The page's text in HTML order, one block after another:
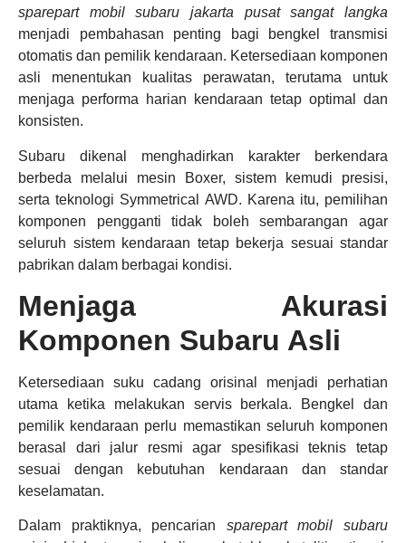
sparepart mobil subaru jakarta pusat sangat langka
menjadi pembahasan penting bagi bengkel transmisi
otomatis dan pemilik kendaraan. Ketersediaan komponen
asli menentukan kualitas perawatan, terutama untuk
menjaga performa harian kendaraan tetap optimal dan
konsisten.
Subaru dikenal menghadirkan karakter berkendara
berbeda melalui mesin Boxer, sistem kemudi presisi,
serta teknologi Symmetrical AWD. Karena itu, pemilihan
komponen pengganti tidak boleh sembarangan agar
seluruh sistem kendaraan tetap bekerja sesuai standar
pabrikan dalam berbagai kondisi.
Menjaga Akurasi
Komponen Subaru Asli
Ketersediaan suku cadang orisinal menjadi perhatian
utama ketika melakukan servis berkala. Bengkel dan
pemilik kendaraan perlu memastikan seluruh komponen
berasal dari jalur resmi agar spesifikasi teknis tetap
sesuai dengan kebutuhan kendaraan dan standar
keselamatan.
Dalam praktiknya, pencarian sparepart mobil subaru